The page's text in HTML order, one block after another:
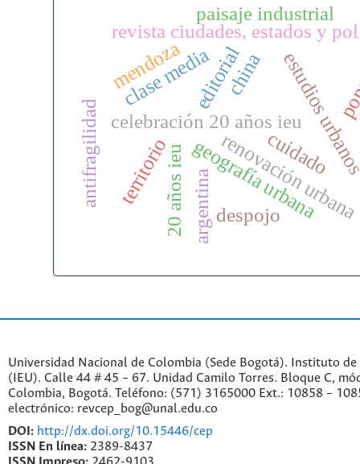
editorial
revista ciudades, estados y
celebración 20 años ieuestudios
20 años ieugeografía urbana
paisaje industrial
renovación urbana
argentina
clase media
mendoza
antifragilidad
china
territorio cuidado
despojo
Universidad Nacional de Colombia (Sede Bogotá). Instituto
(IEU). Calle 44 # 45 – 67. Unidad Camilo Torres. Bloque C,
Colombia, Bogotá. Teléfono: (571) 3165000 Ext.: 10858 –
electrónico: revcep_bog@unal.edu.co
DOI: http://dx.doi.org/10.15446/cep
ISSN En línea: 2389-8437